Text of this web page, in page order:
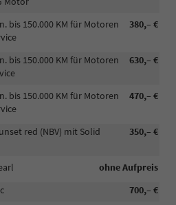
380,– €
bis 150.000 KM für Motoren
630,– €
bis 150.000 KM für Motoren
470,– €
bis 150.000 KM für Motoren
350,– €
red (NBV) mit Solid
ohne Aufpreis
700,– €